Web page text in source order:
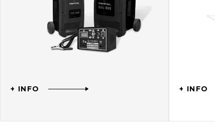
+ INFO + INFO